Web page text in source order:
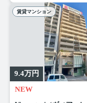
賃貸マンション
9.4万円
NEW